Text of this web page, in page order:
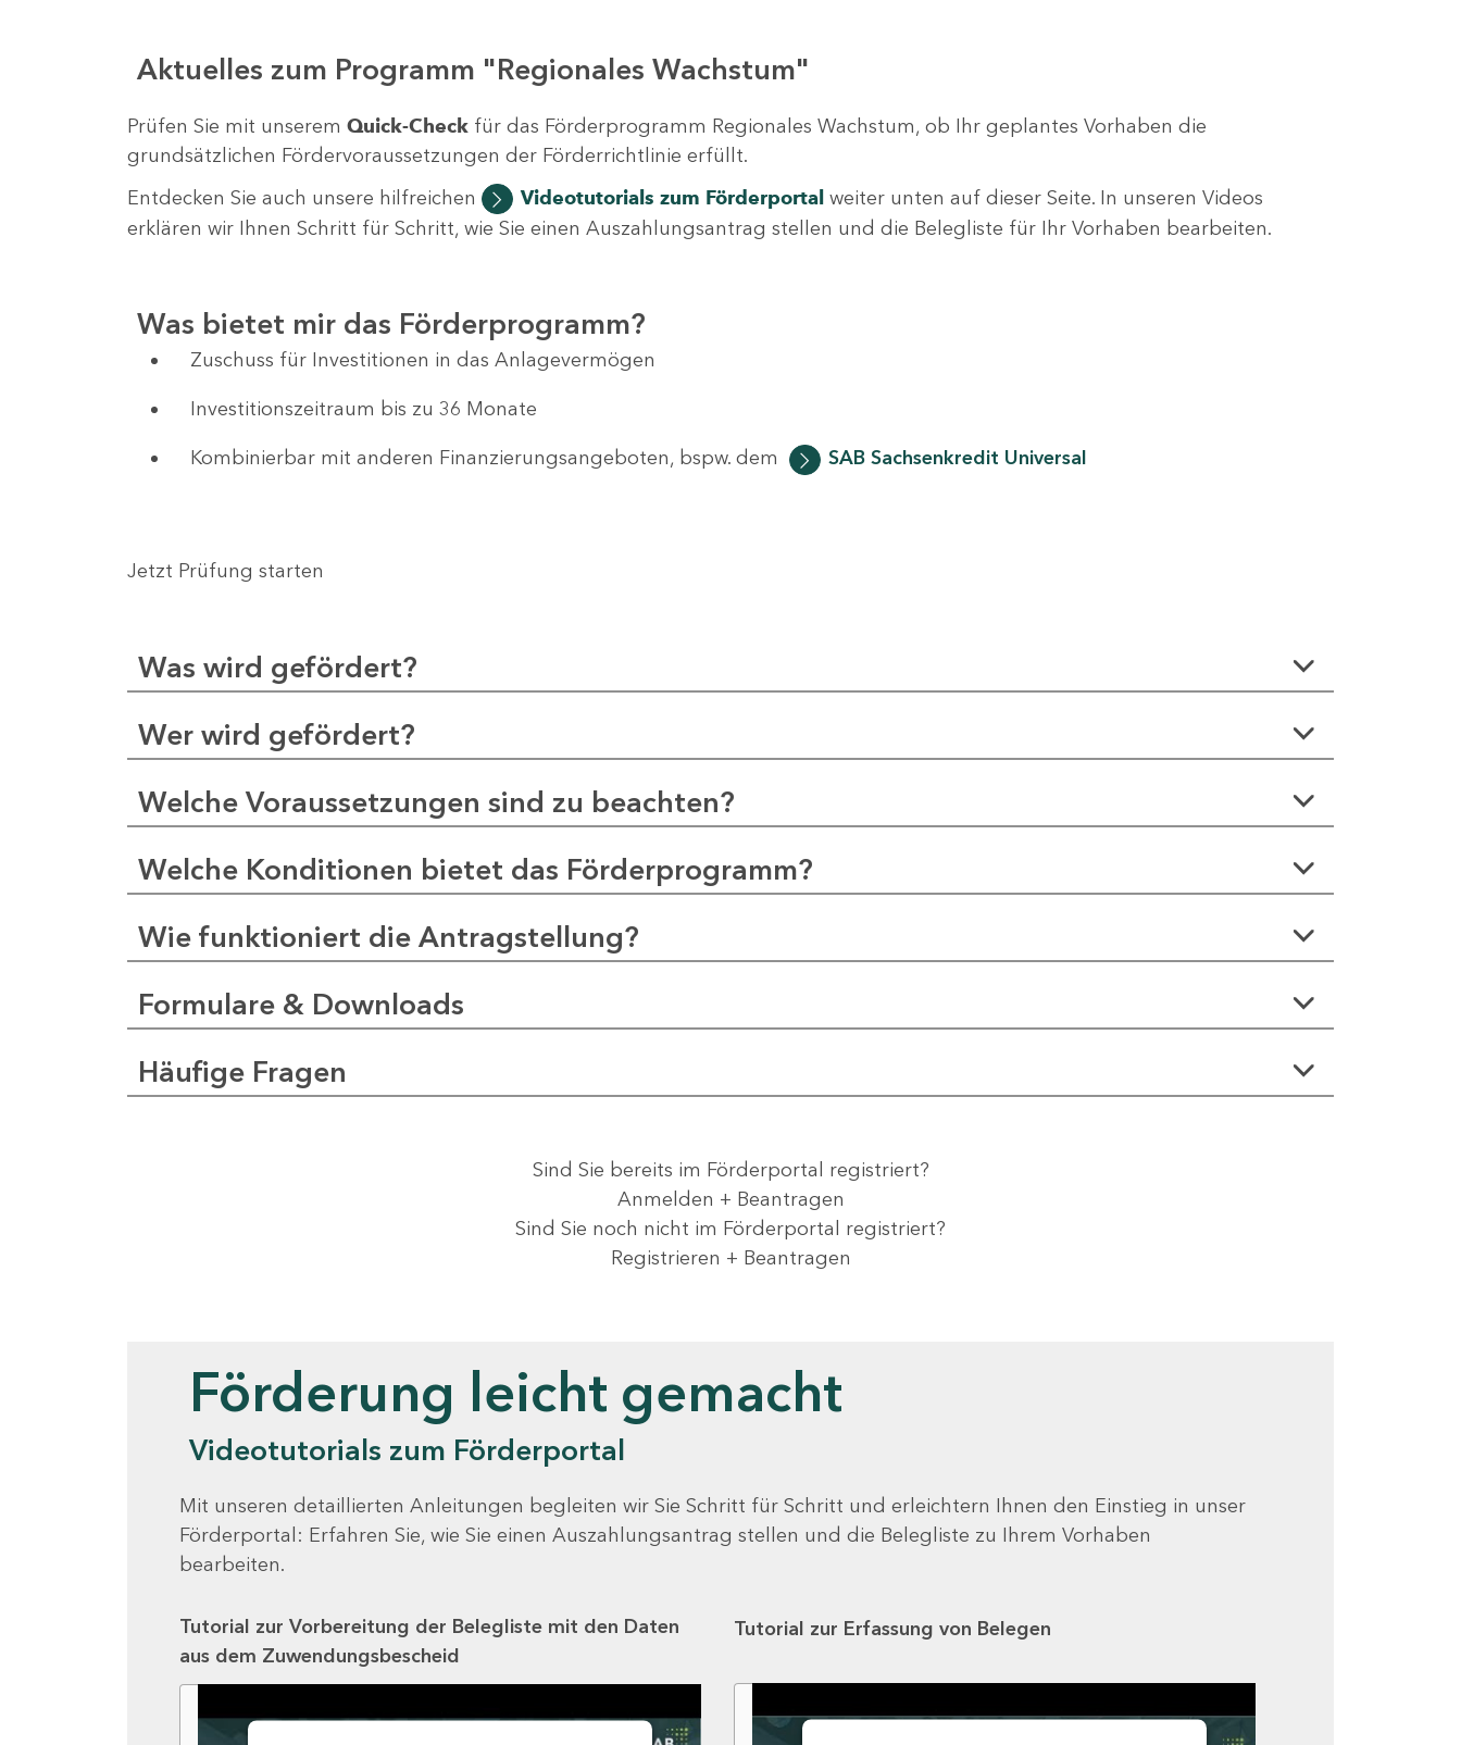
Aktuelles zum Programm "Regionales Wachstum"
Prüfen Sie mit unserem Quick-Check für das Förderprogramm Regionales Wachstum, ob Ihr geplantes Vorhaben die
grundsätzlichen Fördervoraussetzungen der Förderrichtlinie erfüllt.
Entdecken Sie auch unsere hilfreichen
Videotutorials zum Förderportalweiter unten auf dieser Seite. In unseren Videos
erklären wir Ihnen Schritt für Schritt, wie Sie einen Auszahlungsantrag stellen und die Belegliste für Ihr Vorhaben bearbeiten.
Was bietet mir das Förderprogramm?
Zuschuss für Investitionen in das Anlagevermögen
Investitionszeitraum bis zu 36 Monate
Kombinierbar mit anderen Finanzierungsangeboten, bspw. dem SAB Sachsenkredit Universal
Jetzt Prüfung starten
Was wird gefördert?
Wer wird gefördert?
Welche Voraussetzungen sind zu beachten?
Welche Konditionen bietet das Förderprogramm?
Wie funktioniert die Antragstellung?
Formulare & Downloads
Häufige Fragen
Sind Sie bereits im Förderportal registriert?
Anmelden + Beantragen
Sind Sie noch nicht im Förderportal registriert?
Registrieren + Beantragen
Förderung leicht gemacht
Videotutorials zum Förderportal
Mit unseren detaillierten Anleitungen begleiten wir Sie Schritt für Schritt und erleichtern Ihnen den Einstieg in unser
Förderportal: Erfahren Sie, wie Sie einen Auszahlungsantrag stellen und die Belegliste zu Ihrem Vorhaben
bearbeiten.
Tutorial zur Vorbereitung der Belegliste mit den Daten
aus dem Zuwendungsbescheid
Tutorial zur Erfassung von Belegen